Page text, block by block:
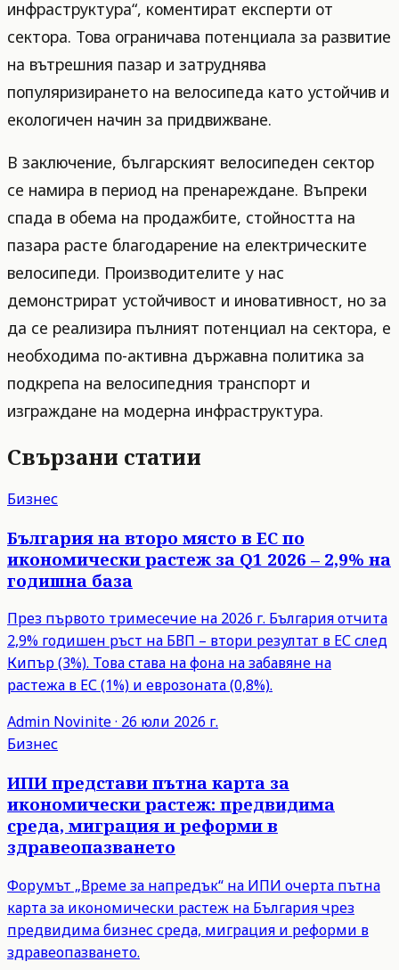
инфраструктура“, коментират експерти от
сектора. Това ограничава потенциала за развитие
на вътрешния пазар и затруднява
популяризирането на велосипеда като устойчив и
екологичен начин за придвижване.
В заключение, българският велосипеден сектор
се намира в период на пренареждане. Въпреки
спада в обема на продажбите, стойността на
пазара расте благодарение на електрическите
велосипеди. Производителите у нас
демонстрират устойчивост и иновативност, но за
да се реализира пълният потенциал на сектора, е
необходима по-активна държавна политика за
подкрепа на велосипедния транспорт и
изграждане на модерна инфраструктура.
Свързани статии
Бизнес
България на второ място в ЕС по
икономически растеж за Q1 2026 – 2,9% на
годишна база
През първото тримесечие на 2026 г. България отчита
2,9% годишен ръст на БВП – втори резултат в ЕС след
Кипър (3%). Това става на фона на забавяне на
растежа в ЕС (1%) и еврозоната (0,8%).
Admin Novinite· 26 юли 2026 г.
Бизнес
ИПИ представи пътна карта за
икономически растеж: предвидима
среда, миграция и реформи в
здравеопазването
Форумът „Време за напредък“ на ИПИ очерта пътна
карта за икономически растеж на България чрез
предвидима бизнес среда, миграция и реформи в
здравеопазването.